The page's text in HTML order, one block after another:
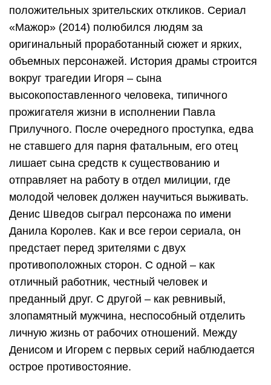
положительных зрительских откликов. Сериал
«Мажор» (2014) полюбился людям за
оригинальный проработанный сюжет и ярких,
объемных персонажей. История драмы строится
вокруг трагедии Игоря – сына
высокопоставленного человека, типичного
прожигателя жизни в исполнении Павла
Прилучного. После очередного проступка, едва
не ставшего для парня фатальным, его отец
лишает сына средств к существованию и
отправляет на работу в отдел милиции, где
молодой человек должен научиться выживать.
Денис Шведов сыграл персонажа по имени
Данила Королев. Как и все герои сериала, он
предстает перед зрителями с двух
противоположных сторон. С одной – как
отличный работник, честный человек и
преданный друг. С другой – как ревнивый,
злопамятный мужчина, неспособный отделить
личную жизнь от рабочих отношений. Между
Денисом и Игорем с первых серий наблюдается
острое противостояние.